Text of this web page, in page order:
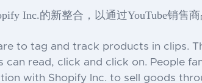
Inc.的新整合，以通过YouTube销售商
to tag and track products in clips.
read, click and click on. People
with Shopify Inc. to sell goods